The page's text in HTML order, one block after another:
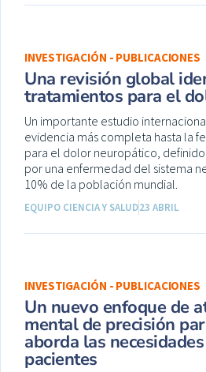
INVESTIGACIÓN - PUBLICACIONES
Una revisión global
tratamientos para el
Un importante estudio
evidencia más completa hasta la
para el dolor neuropático,
por una enfermedad del sistema
10% de la población mundial.
EQUIPO CIENCIA Y SALUD23 ABRIL
INVESTIGACIÓN - PUBLICACIONES
Un nuevo enfoque de
mental de precisión
aborda las
pacientes